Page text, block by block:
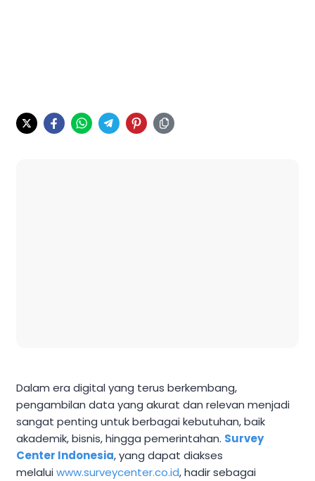
Dalam era digital yang terus berkembang,
pengambilan data yang akurat dan relevan menjadi
sangat penting untuk berbagai kebutuhan, baik
akademik, bisnis, hingga pemerintahan. Survey
Center Indonesia, yang dapat diakses
melaluiwww.surveycenter.co.id, hadir sebagai